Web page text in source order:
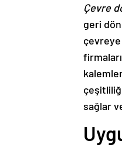
Çevre
geri
sağlar